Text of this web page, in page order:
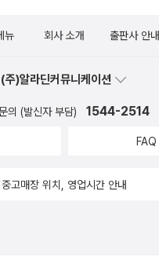
뉴 회사 소개 출판사 안내
(주)알라딘커뮤니케이션
의 (발신자 부담) 1544-2514
FAQ
중고매장 위치, 영업시간 안내